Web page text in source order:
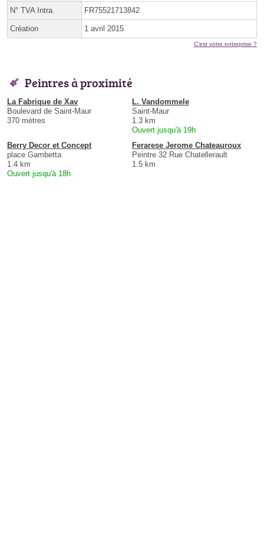
N° TVA Intra. FR75521713842
Création 1 avril 2015
C'est votre entreprise ?
Peintres à proximité
La Fabrique de Xav
Boulevard de Saint-Maur
370 mètres
L. Vandommele
Saint-Maur
1.3 km
Ouvert jusqu'à 19h
Berry Decor et Concept
place Gambetta
1.4 km
Ouvert jusqu'à 18h
Ferarese Jerome Chateauroux
Peintre 32 Rue Chatellerault
1.5 km